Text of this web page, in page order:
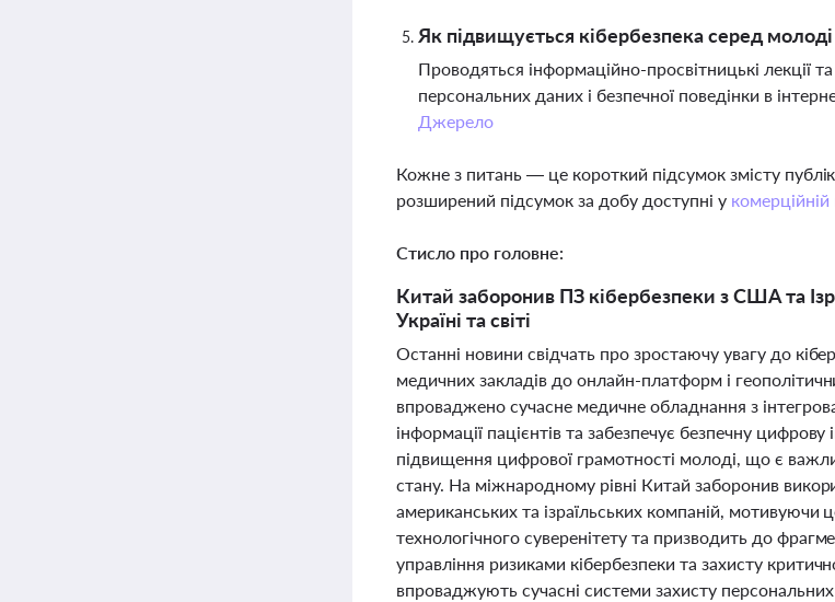
Як підвищується кібербезпека серед молоді
Проводяться інформаційно-просвітницькі лекції
персональних даних і безпечної поведінки в
Джерело
Кожне з питань — це короткий підсумок змісту
розширений підсумок за добу доступні у
Стисло про головне:
Китай заборонив ПЗ кібербезпеки з США та
Україні та світі
Останні новини свідчать про зростаючу увагу до
медичних закладів до онлайн-платформ і
впроваджено сучасне медичне обладнання з
інформації пацієнтів та забезпечує безпечну
підвищення цифрової грамотності молоді, що є
стану. На міжнародному рівні Китай заборонив
американських та ізраїльських компаній, мотивуючи
технологічного суверенітету та призводить до
управління ризиками кібербезпеки та захисту
впроваджують сучасні системи захисту